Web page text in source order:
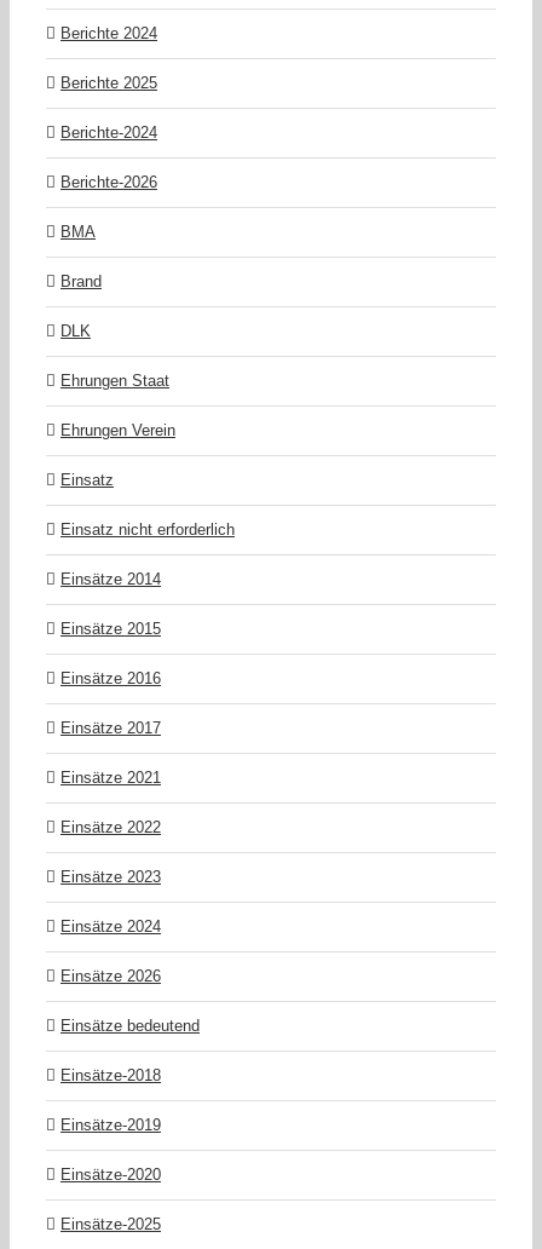
Berichte 2024
Berichte 2025
Berichte-2024
Berichte-2026
BMA
Brand
DLK
Ehrungen Staat
Ehrungen Verein
Einsatz
Einsatz nicht erforderlich
Einsätze 2014
Einsätze 2015
Einsätze 2016
Einsätze 2017
Einsätze 2021
Einsätze 2022
Einsätze 2023
Einsätze 2024
Einsätze 2026
Einsätze bedeutend
Einsätze-2018
Einsätze-2019
Einsätze-2020
Einsätze-2025